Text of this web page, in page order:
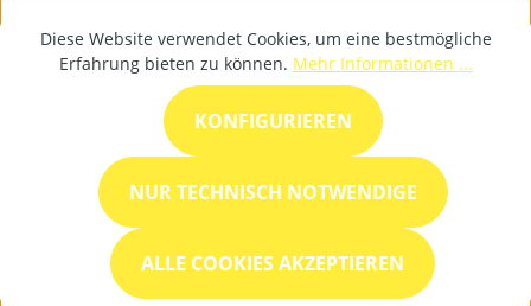
Diese Website verwendet Cookies, um eine bestmögliche
Erfahrung bieten zu können. Mehr Informationen ...
NUR TECHNISCH NOTWENDIGE
KONFIGURIEREN
ALLE COOKIES AKZEPTIEREN